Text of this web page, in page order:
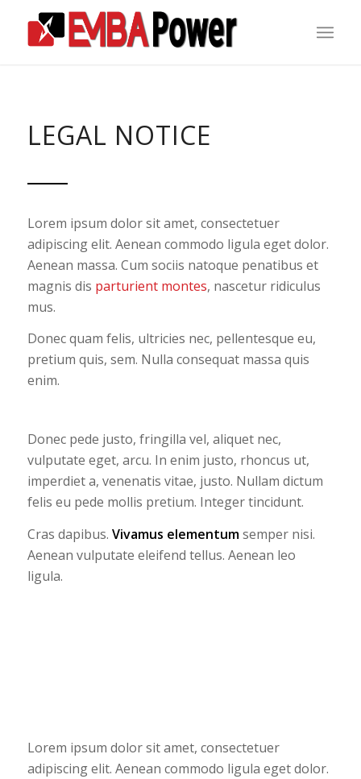
LEGAL NOTICE
Lorem ipsum dolor sit amet, consectetuer
adipiscing elit. Aenean commodo ligula eget dolor.
Aenean massa. Cum sociis natoque penatibus et
magnis dis parturient montes, nascetur ridiculus
mus.
Donec quam felis, ultricies nec, pellentesque eu,
pretium quis, sem. Nulla consequat massa quis
enim.
Donec pede justo, fringilla vel, aliquet nec,
vulputate eget, arcu. In enim justo, rhoncus ut,
imperdiet a, venenatis vitae, justo. Nullam dictum
felis eu pede mollis pretium. Integer tincidunt.
Cras dapibus. Vivamus elementumsemper nisi.
Aenean vulputate eleifend tellus. Aenean leo
ligula.
Lorem ipsum dolor sit amet, consectetuer
adipiscing elit. Aenean commodo ligula eget dolor.